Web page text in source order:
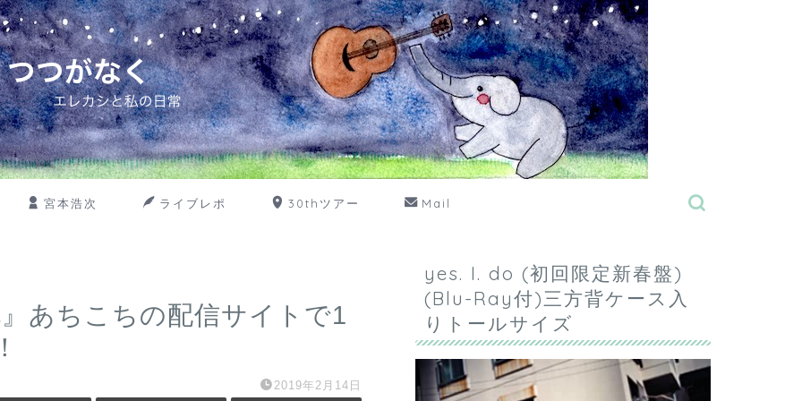
宮本浩次 ライブレポ 30thツアー Mail
あちこちの配信サイトで1
2019年2月14日
yes. I. do (初回限定新春盤)
(Blu-Ray付)三方背ケース入
りトールサイズ